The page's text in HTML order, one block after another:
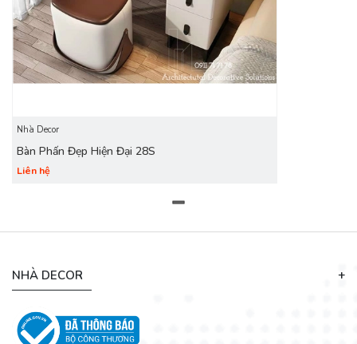
trình khuyến mãi của DecoViet luôn mang đến cho khách
hàng nhiều món quà hấp dẫn, diễn ra liên tục trong suốt thời
gian dài.
Nhà Decor
Bàn Phấn Đẹp Hiện Đại 28S
Liên hệ
NHÀ DECOR